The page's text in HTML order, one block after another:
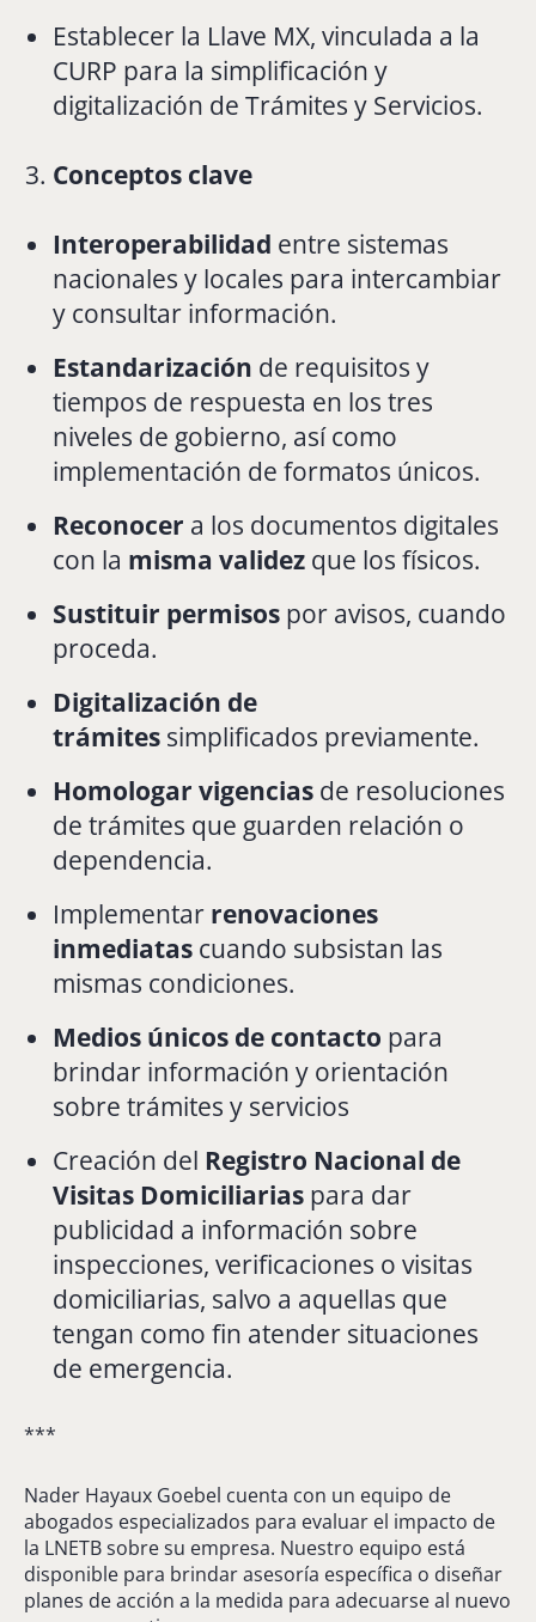
Establecer la Llave MX, vinculada a la
CURP para la simplificación y
digitalización de Trámites y Servicios.
Conceptos clave
Interoperabilidad entre sistemas
nacionales y locales para intercambiar
y consultar información.
Estandarización de requisitos y
tiempos de respuesta en los tres
niveles de gobierno, así como
implementación de formatos únicos.
Reconocer a los documentos digitales
con la misma validez que los físicos.
Sustituir permisos por avisos, cuando
proceda.
Digitalización de
trámites simplificados previamente.
Homologar vigencias de resoluciones
de trámites que guarden relación o
dependencia.
Implementar renovaciones
inmediatas cuando subsistan las
mismas condiciones.
Medios únicos de contacto para
brindar información y orientación
sobre trámites y servicios
Creación del Registro Nacional de
Visitas Domiciliarias para dar
publicidad a información sobre
inspecciones, verificaciones o visitas
domiciliarias, salvo a aquellas que
tengan como fin atender situaciones
de emergencia.
***
Nader Hayaux Goebel cuenta con un equipo de
abogados especializados para evaluar el impacto de
la LNETB sobre su empresa. Nuestro equipo está
disponible para brindar asesoría específica o diseñar
planes de acción a la medida para adecuarse al nuevo